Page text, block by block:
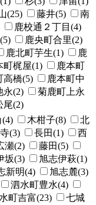
(25) 藤井(5)
南
鹿校通２丁目(4)
鹿央町合里(2)
鹿北町芋生(1)
鹿
町梶屋(1)
鹿本町
高橋(5)
鹿本町中
永(2)
菊鹿町上永
尾(2)
(4) 木柑子(8)
北
(3) 長田(1)
西
瀬(2)
藤田(5)
坂(3)
旭志伊萩(1)
新明(4)
旭志麓(3)
泗水町豊水(4)
町吉富(23)
七城